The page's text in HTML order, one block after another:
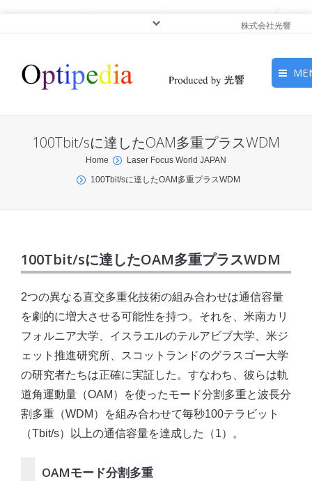
株式会社光響
ピックアップ
光基礎・光源
サービス
100Tbit/sに達したOAM多重プラスWDM
You are here:Home
Laser Focus World JAPAN
100Tbit/sに達したOAM多重プラスWDM
100Tbit/sに達したOAM多重プラスWDM
2つの異なる直交多重化技術の組み合わせは通信容量
を劇的に増大させる可能性を持つ。それを、米南カリ
フォルニア大学、イスラエルのテルアビブ大学、米ジ
ェット推進研究所、スコットランドのグラスゴー大学
の研究者たちは正確に実証した。すなわち、彼らは軌
道角運動量（OAM）を使ったモード分割多重と波長分
割多重（WDM）を組み合わせて毎秒100テラビット
（Tbit/s）以上の通信容量を達成した（1）。
OAMモード分割多重